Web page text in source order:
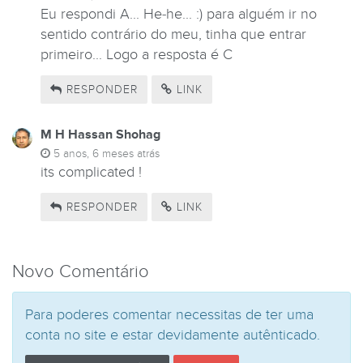
Eu respondi A... He-he... :) para alguém ir no
sentido contrário do meu, tinha que entrar
primeiro... Logo a resposta é C
RESPONDER LINK
M H Hassan Shohag
5 anos, 6 meses atrás
its complicated !
RESPONDER LINK
Novo Comentário
Para poderes comentar necessitas de ter uma
conta no site e estar devidamente autênticado.